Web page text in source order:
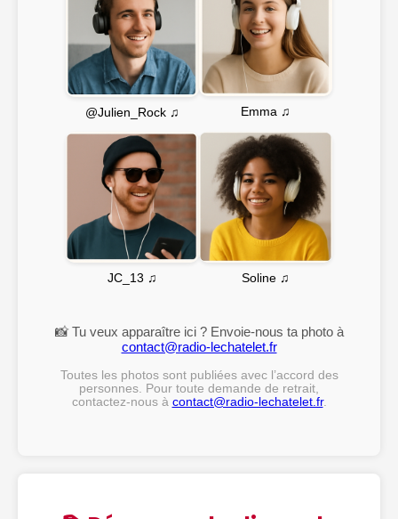
@Julien_Rock ♫ Emma ♫
JC_13 ♫ Soline ♫
📸 Tu veux apparaître ici ? Envoie-nous ta photo à
contact@radio-lechatelet.fr
Toutes les photos sont publiées avec l’accord des
personnes. Pour toute demande de retrait,
contactez-nous à contact@radio-lechatelet.fr.